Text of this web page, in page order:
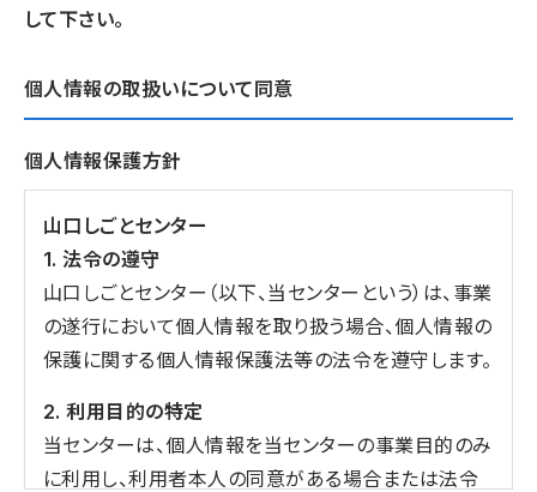
して下さい。
個人情報の取扱いについて同意
個人情報保護方針
山口しごとセンター
1. 法令の遵守
山口しごとセンター（以下、当センターという）は、事業
の遂行において個人情報を取り扱う場合、個人情報の
保護に関する個人情報保護法等の法令を遵守します。
2. 利用目的の特定
当センターは、個人情報を当センターの事業目的のみ
に利用し、利用者本人の同意がある場合または法令